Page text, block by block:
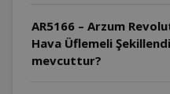
AR5166 – Arzum
Hava Üflemeli
mevcuttur?